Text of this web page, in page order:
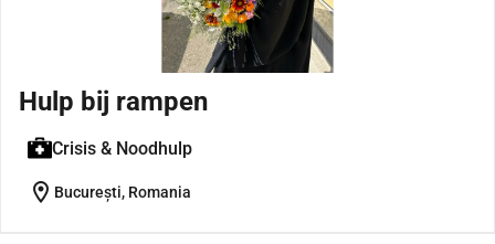
Hulp bij rampen
Crisis & Noodhulp
location_on București, Romania